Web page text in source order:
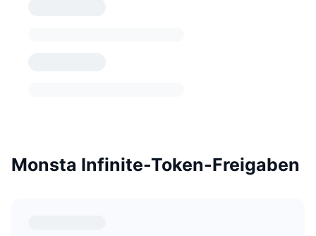
Monsta Infinite-Token-Freigaben